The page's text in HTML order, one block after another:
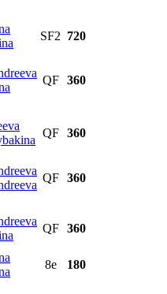
SF2 720
QF 360
QF 360
QF 360
QF 360
8e 180